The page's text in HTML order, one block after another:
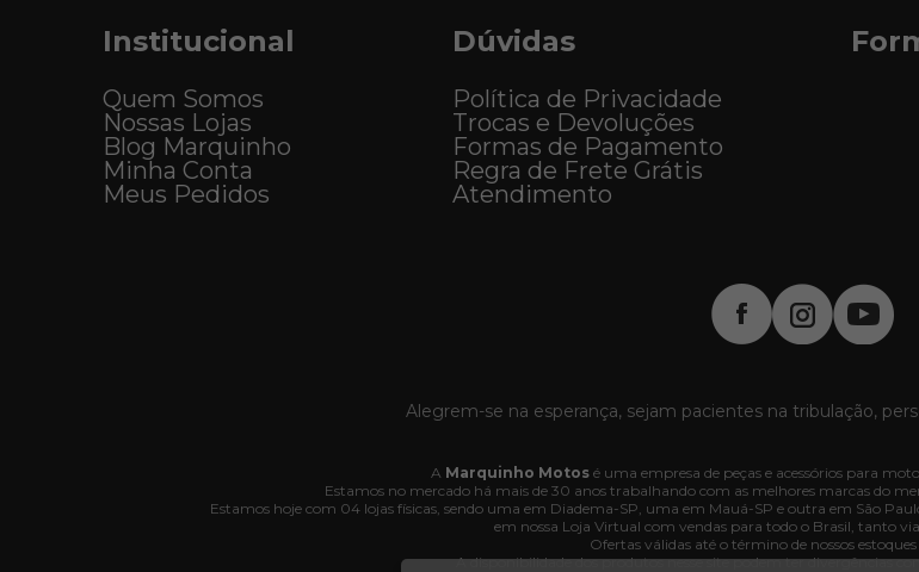
Institucional
Quem Somos
Nossas Lojas
Blog Marquinho
Minha Conta
Meus Pedidos
Dúvidas
Política de Privacidade
Trocas e Devoluções
Formas de Pagamento
Regra de Frete Grátis
Atendimento
Alegrem-se na esperança, sejam pacientes na tribulação,
A Marquinho Motos é uma empresa de peças e acessórios para
Estamos no mercado há mais de 30 anos trabalhando com as melhores marcas do
Estamos hoje com 04 lojas físicas, sendo uma em Diadema-SP, uma em Mauá-SP e outra em São
em nossa Loja Virtual com vendas para todo o Brasil, tanto
Ofertas válidas até o término de nossos
A disponibilidade dos produtos nesse site podem ter divergências